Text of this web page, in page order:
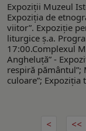
Expoziţii Muzeul
Expoziția de
viitor”. Expoziţie
liturgice ş.a.
17:00.Complexul
Angheluţă” -
respiră pământul”;
culoare”; Expoziția